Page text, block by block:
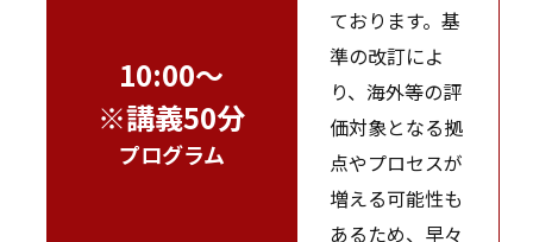
10:00～
※講義50分
プログラム
ております。基
準の改訂によ
り、海外等の評
価対象となる拠
点やプロセスが
増える可能性も
あるため、早々